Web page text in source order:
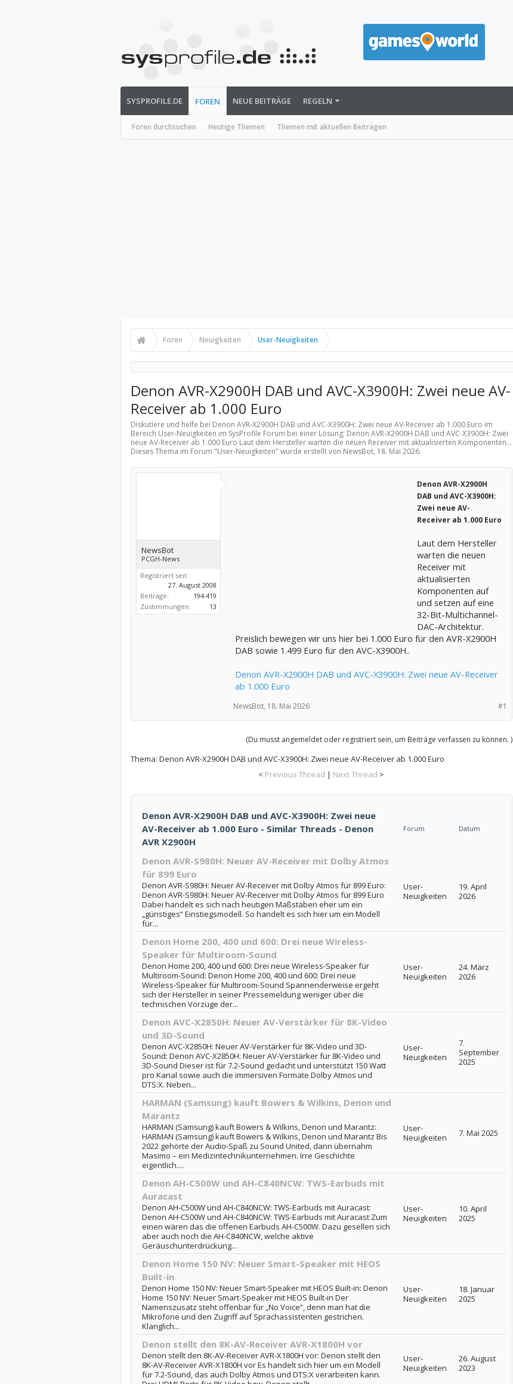
SYSPROFILE.DE FOREN
Foren durchsuchen Heutige Themen Themen mit aktuellen Beiträgen
NEUE BEITRÄGE REGELN
Foren Neuigkeiten User-Neuigkeiten
Denon AVR-X2900H DAB und AVC-X3900H: Zwei neue AV-
Receiver ab 1.000 Euro
Diskutiere und helfe bei Denon AVR-X2900H DAB und AVC-X3900H: Zwei neue AV-Receiver ab 1.000 Euro im
Bereich User-Neuigkeiten im SysProfile Forum bei einer Lösung; Denon AVR-X2900H DAB und AVC-X3900H: Zwei
neue AV-Receiver ab 1.000 Euro Laut dem Hersteller warten die neuen Receiver mit aktualisierten Komponenten...
Dieses Thema im Forum "User-Neuigkeiten" wurde erstellt von NewsBot, 18. Mai 2026.
NewsBot
PCGH-News
Registriert seit:
27. August 2008
Beiträge:
194.419
Zustimmungen:
13
Denon AVR-X2900H
DAB und AVC-X3900H:
Zwei neue AV-
Receiver ab 1.000 Euro
Laut dem Hersteller
warten die neuen
Receiver mit
aktualisierten
Komponenten auf
und setzen auf eine
32-Bit-Multichannel-
DAC-Architektur.
Preislich bewegen wir uns hier bei 1.000 Euro für den AVR-X2900H
DAB sowie 1.499 Euro für den AVC-X3900H..
Denon AVR-X2900H DAB und AVC-X3900H: Zwei neue AV-Receiver
ab 1.000 Euro
#1
NewsBot, 18. Mai 2026
(Du musst angemeldet oder registriert sein, um Beiträge verfassen zu können. )
Thema: Denon AVR-X2900H DAB und AVC-X3900H: Zwei neue AV-Receiver ab 1.000 Euro
< Previous Thread | Next Thread >
Denon AVR-X2900H DAB und AVC-X3900H: Zwei neue
AV-Receiver ab 1.000 Euro - Similar Threads - Denon
AVR X2900H
Forum Datum
Denon AVR-S980H: Neuer AV-Receiver mit Dolby Atmos
für 899 Euro
Denon AVR-S980H: Neuer AV-Receiver mit Dolby Atmos für 899 Euro:
Denon AVR-S980H: Neuer AV-Receiver mit Dolby Atmos für 899 Euro
Dabei handelt es sich nach heutigen Maßstäben eher um ein
„günstiges“ Einstiegsmodell. So handelt es sich hier um ein Modell
für...
User-
Neuigkeiten
19. April
2026
Denon Home 200, 400 und 600: Drei neue Wireless-
Speaker für Multiroom-Sound
Denon Home 200, 400 und 600: Drei neue Wireless-Speaker für
Multiroom-Sound: Denon Home 200, 400 und 600: Drei neue
Wireless-Speaker für Multiroom-Sound Spannenderweise ergeht
sich der Hersteller in seiner Pressemeldung weniger über die
technischen Vorzüge der...
User-
Neuigkeiten
24. März
2026
Denon AVC-X2850H: Neuer AV-Verstärker für 8K-Video
und 3D-Sound
Denon AVC-X2850H: Neuer AV-Verstärker für 8K-Video und 3D-
Sound: Denon AVC-X2850H: Neuer AV-Verstärker für 8K-Video und
3D-Sound Dieser ist für 7.2-Sound gedacht und unterstützt 150 Watt
pro Kanal sowie auch die immersiven Formate Dolby Atmos und
DTS:X. Neben...
User-
Neuigkeiten
7.
September
2025
HARMAN (Samsung) kauft Bowers & Wilkins, Denon und
Marantz
HARMAN (Samsung) kauft Bowers & Wilkins, Denon und Marantz:
HARMAN (Samsung) kauft Bowers & Wilkins, Denon und Marantz Bis
2022 gehörte der Audio-Spaß zu Sound United, dann übernahm
Masimo – ein Medizintechnikunternehmen. Irre Geschichte
eigentlich....
User-
Neuigkeiten
7. Mai 2025
Denon AH-C500W und AH-C840NCW: TWS-Earbuds mit
Auracast
Denon AH-C500W und AH-C840NCW: TWS-Earbuds mit Auracast:
Denon AH-C500W und AH-C840NCW: TWS-Earbuds mit Auracast Zum
einen wären das die offenen Earbuds AH-C500W. Dazu gesellen sich
aber auch noch die AH-C840NCW, welche aktive
Geräuschunterdrückung...
User-
Neuigkeiten
10. April
2025
Denon Home 150 NV: Neuer Smart-Speaker mit HEOS
Built-in
Denon Home 150 NV: Neuer Smart-Speaker mit HEOS Built-in: Denon
Home 150 NV: Neuer Smart-Speaker mit HEOS Built-in Der
Namenszusatz steht offenbar für „No Voice“, denn man hat die
Mikrofone und den Zugriff auf Sprachassistenten gestrichen.
Klanglich...
User-
Neuigkeiten
18. Januar
2025
Denon stellt den 8K-AV-Receiver AVR-X1800H vor
Denon stellt den 8K-AV-Receiver AVR-X1800H vor: Denon stellt den
8K-AV-Receiver AVR-X1800H vor Es handelt sich hier um ein Modell
für 7.2-Sound, das auch Dolby Atmos und DTS:X verarbeiten kann.
User-
Neuigkeiten
26. August
2023